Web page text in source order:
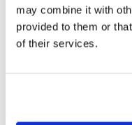
may combine it with
provided to them or
of their services.